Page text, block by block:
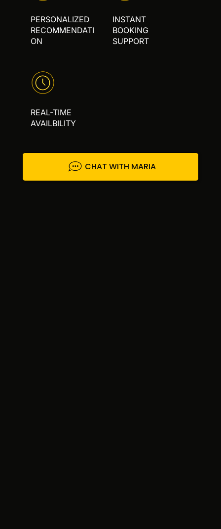
PERSONALIZED
RECOMMENDATI
ON
INSTANT
BOOKING
SUPPORT
REAL-TIME
AVAILBILITY
CHAT WITH MARIA